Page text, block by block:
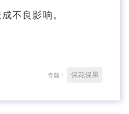
不良影响。
专题： 保花保果